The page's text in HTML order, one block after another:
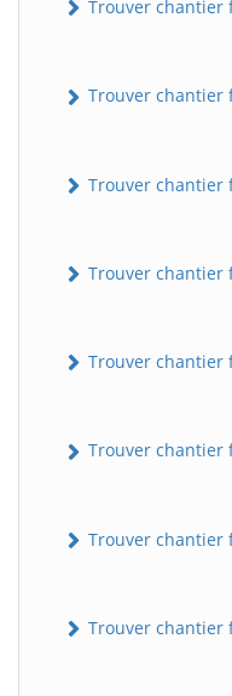
Trouver chantier
Trouver chantier
Trouver chantier
Trouver chantier
Trouver chantier
Trouver chantier
Trouver chantier
Trouver chantier